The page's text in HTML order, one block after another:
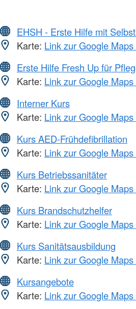
EHSH - Erste Hilfe mit
Karte: Link zur Google
Erste Hilfe Fresh Up für
Karte: Link zur Google
Interner Kurs
Karte: Link zur Google
Kurs AED-Frühdefibrillation
Karte: Link zur Google
Kurs Betriebssanitäter
Karte: Link zur Google
Kurs Brandschutzhelfer
Karte: Link zur Google
Kurs Sanitätsausbildung
Karte: Link zur Google
Kursangebote
Karte: Link zur Google